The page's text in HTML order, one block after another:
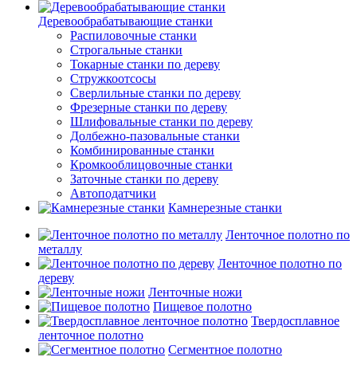
Деревообрабатывающие станки
Распиловочные станки
Строгальные станки
Токарные станки по дереву
Стружкоотсосы
Сверлильные станки по дереву
Фрезерные станки по дереву
Шлифовальные станки по дереву
Долбежно-пазовальные станки
Комбинированные станки
Кромкооблицовочные станки
Заточные станки по дереву
Автоподатчики
Камнерезные станки
Ленточное полотно по
металлу
Ленточное полотно по
дереву
Ленточные ножи
Пищевое полотно
Твердосплавное
ленточное полотно
Сегментное полотно